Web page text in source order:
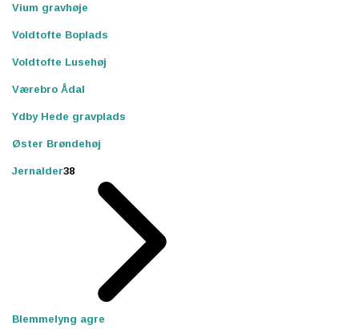
Vium gravhøje
Voldtofte Boplads
Voldtofte Lusehøj
Værebro Ådal
Ydby Hede gravplads
Øster Brøndehøj
Jernalder38
Blemmelyng agre